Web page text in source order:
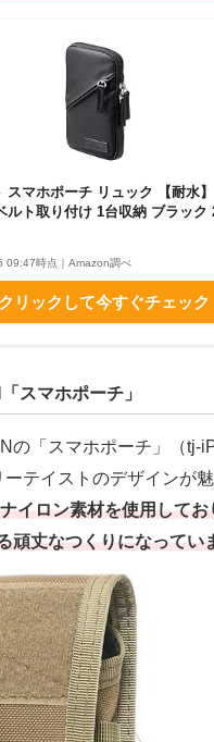
スマホポーチ リュック 【耐水
ルト取り付け 1台収納 ブラック
09:47時点｜Amazon調べ
リックして今すぐチェック
スマホポーチ」
の「スマホポーチ」（tj-
テイストのデザインが魅
イロン素材を使用してお
頑丈なつくりになってい